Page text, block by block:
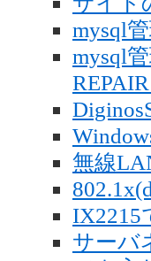
mysql
mysql
無線
IX2215
サーバ